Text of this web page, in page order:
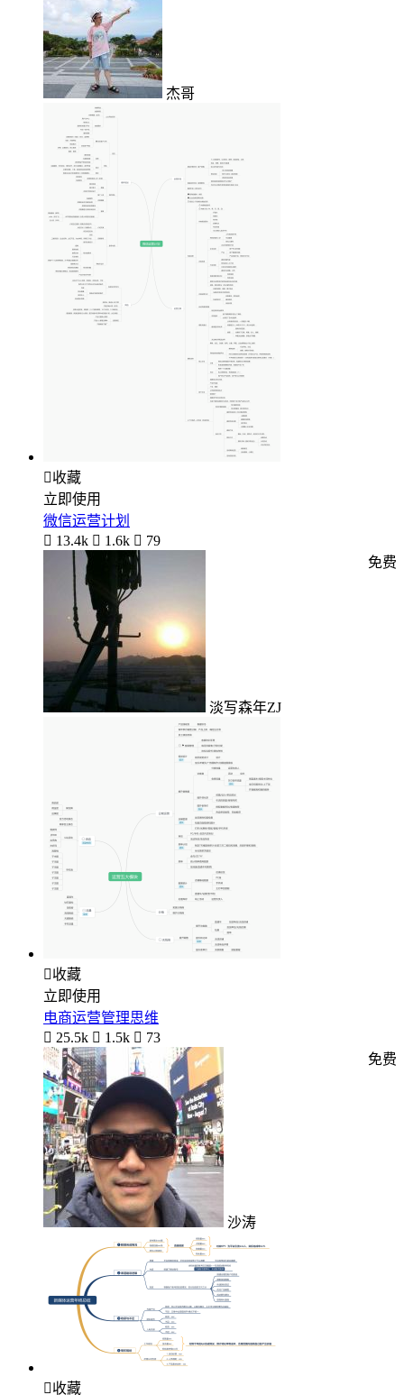
杰哥
收藏
立即使用
微信运营计划
 13.4k  1.6k  79
淡写森年ZJ
免费
收藏
立即使用
电商运营管理思维
 25.5k  1.5k  73
沙涛
免费
收藏